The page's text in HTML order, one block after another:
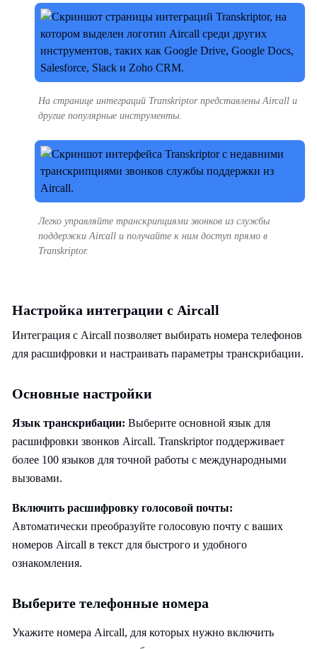
На странице интеграций Transkriptor представлены Aircall и
другие популярные инструменты.
Легко управляйте транскрипциями звонков из службы
поддержки Aircall и получайте к ним доступ прямо в
Transkriptor.
Настройка интеграции с Aircall
Интеграция с Aircall позволяет выбирать номера телефонов
для расшифровки и настраивать параметры транскрибации.
Основные настройки
Язык транскрибации: Выберите основной язык для
расшифровки звонков Aircall. Transkriptor поддерживает
более 100 языков для точной работы с международными
вызовами.
Включить расшифровку голосовой почты:
Автоматически преобразуйте голосовую почту с ваших
номеров Aircall в текст для быстрого и удобного
ознакомления.
Выберите телефонные номера
Укажите номера Aircall, для которых нужно включить